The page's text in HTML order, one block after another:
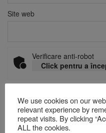
Site web
Verificare anti-robot
Click pentru a
Acest site folosește Akismet
sunt procesate datele
We use cookies on our
relevant experience by
repeat visits. By clicking
ALL the cookies.